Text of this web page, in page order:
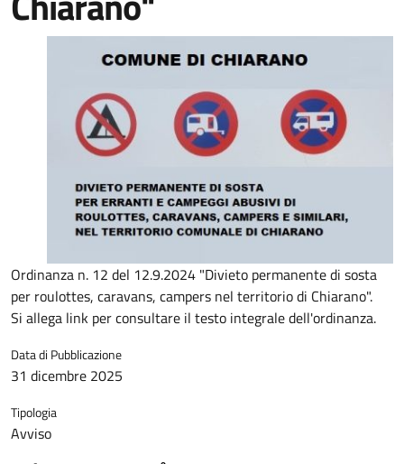
Ordinanza n. 12 del 12.9.2024 "Divieto permanente di sosta
per roulottes, caravans, campers nel territorio di Chiarano".
Si allega link per consultare il testo integrale dell'ordinanza.
Data di Pubblicazione
31 dicembre 2025
Tipologia
Avviso